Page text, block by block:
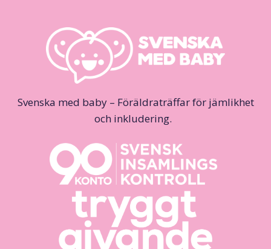
Svenska med baby – Föräldraträffar för jämlikhet
och inkludering.